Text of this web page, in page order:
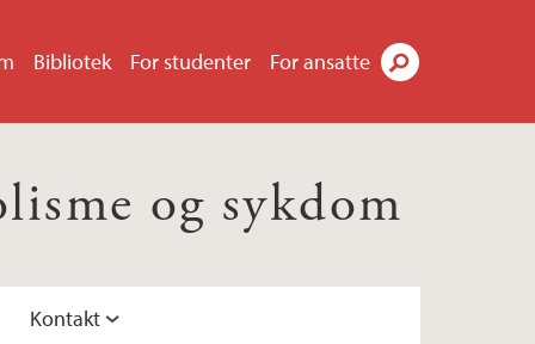
Bibliotek For studenter For ansatte
og sykdom
Kontakt